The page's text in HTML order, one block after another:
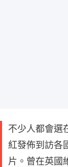
不少人都會選
紅發佈到訪各
片。曾在英國